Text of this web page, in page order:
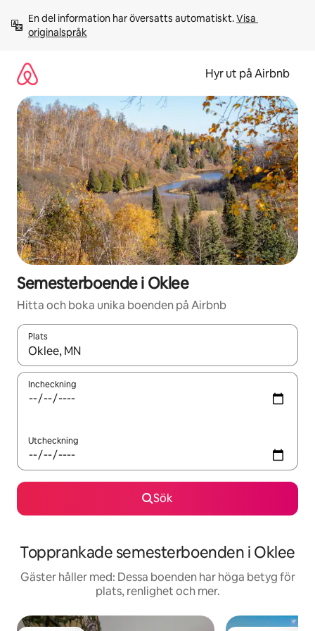
innehåll
En del information har översatts automatiskt. Visa
originalspråk
Hyr ut på Airbnb
Semesterboende i Oklee
Hitta och boka unika boenden på Airbnb
Plats
När resultaten är tillgängliga kan du navigera med upp- och
Incheckning
Utcheckning
Sök
Topprankade semesterboenden i Oklee
Gäster håller med: Dessa boenden har höga betyg för
plats, renlighet och mer.